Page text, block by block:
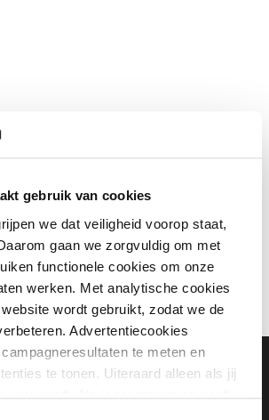
gebruik van cookies
we dat veiligheid voorop staat,
gaan we zorgvuldig om met
functionele cookies om onze
werken. Met analytische cookies
wordt gebruikt, zodat we de
Advertentiecookies
te meten en
te tonen. Uiteraard alleen als jij
voor geeft. Als je toestemming geeft,
€99,-
90 dagen*
9.3 gemiddeld